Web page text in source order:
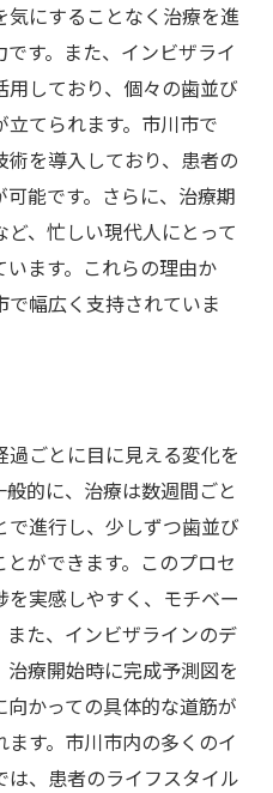
にすることなく治療を進
す。また、インビザライ
しており、個々の歯並び
てられます。市川市で
を導入しており、患者の
能です。さらに、治療期
、忙しい現代人にとって
ます。これらの理由か
幅広く支持されていま
ごとに目に見える変化を
的に、治療は数週間ごと
進行し、少しずつ歯並び
ができます。このプロセ
実感しやすく、モチベー
た、インビザラインのデ
療開始時に完成予測図を
かっての具体的な道筋が
す。市川市内の多くのイ
、患者のライフスタイル